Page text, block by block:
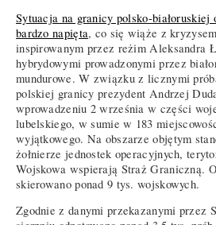
Sytuacja na granicy polsko-
bardzo napięta, co się wiąże z
inspirowanym przez reżim Aleksandra
hybrydowymi prowadzonymi przez
mundurowe. W związku z licznymi
polskiej granicy prezydent Andrzej
wprowadzeniu 2 września w części
lubelskiego, w sumie w 183
wyjątkowego. Na obszarze objętym
żołnierze jednostek operacyjnych,
Wojskowa wspierają Straż Graniczną.
skierowano ponad 9 tys. wojskowych.
Zgodnie z danymi przekazanymi przez